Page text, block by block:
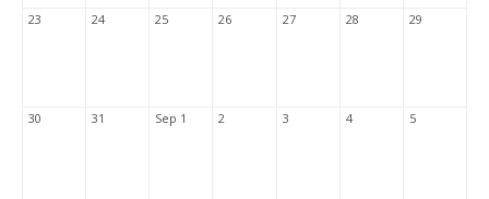
23 24 25 26 27 28 29
30 31 Sep 1 2 3 4 5